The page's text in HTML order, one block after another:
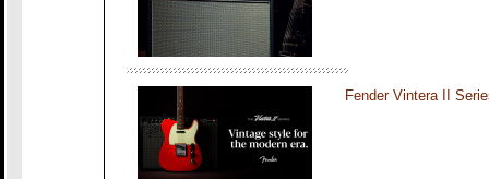
Fender Vintera II